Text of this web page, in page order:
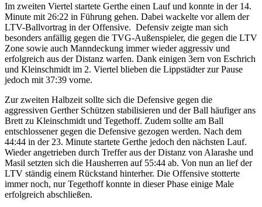
Im zweiten Viertel startete Gerthe einen Lauf und konnte in der 14.
Minute mit 26:22 in Führung gehen. Dabei wackelte vor allem der
LTV-Ballvortrag in der Offensive. Defensiv zeigte man sich
besonders anfällig gegen die TVG-Außenspieler, die gegen die LTV
Zone sowie auch Manndeckung immer wieder aggressiv und
erfolgreich aus der Distanz warfen. Dank einigen 3ern von Eschrich
und Kleinschmidt im 2. Viertel blieben die Lippstädter zur Pause
jedoch mit 37:39 vorne.
Zur zweiten Halbzeit sollte sich die Defensive gegen die
aggressiven Gerther Schützen stabilisieren und der Ball häufiger ans
Brett zu Kleinschmidt und Tegethoff. Zudem sollte am Ball
entschlossener gegen die Defensive gezogen werden. Nach dem
44:44 in der 23. Minute startete Gerthe jedoch den nächsten Lauf.
Wieder angetrieben durch Treffer aus der Distanz von Alarashe und
Masil setzten sich die Hausherren auf 55:44 ab. Von nun an lief der
LTV ständig einem Rückstand hinterher. Die Offensive stotterte
immer noch, nur Tegethoff konnte in dieser Phase einige Male
erfolgreich abschließen.